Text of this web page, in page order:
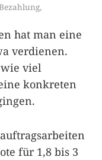
,
hat man eine
verdienen.
viel
konkreten
für 1,8 bis 3